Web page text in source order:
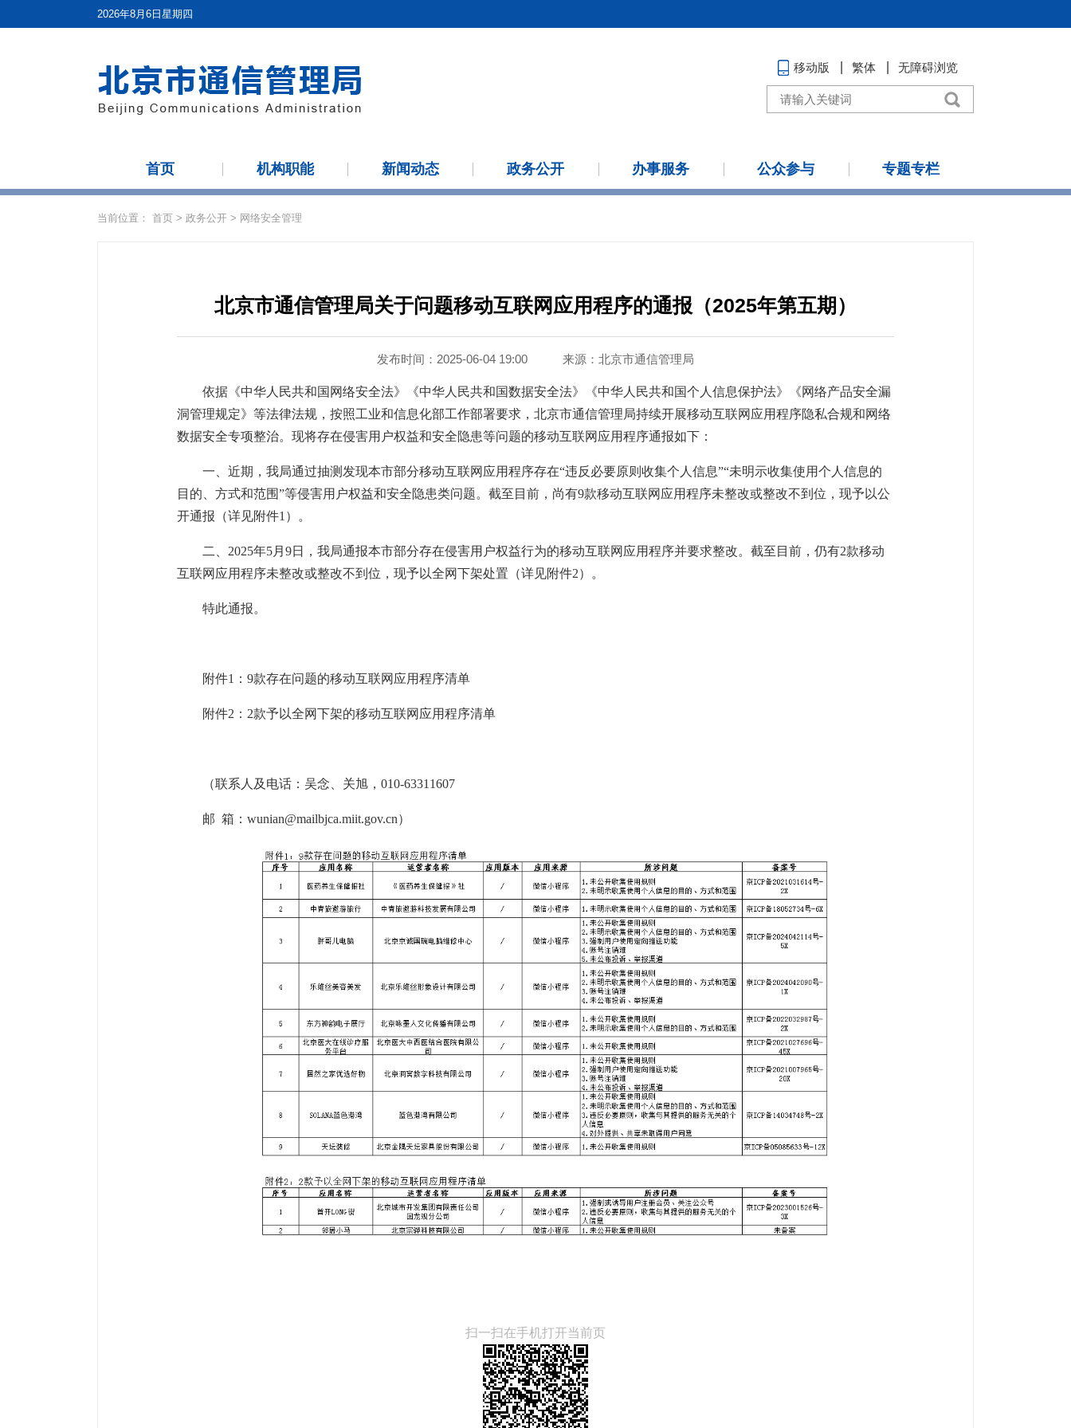
2026年8月6日星期四
移动版 繁体 无障碍浏览
首页 机构职能 新闻动态 政务公开 办事服务 公众参与 专题专栏
当前位置： 首页 > 政务公开 > 网络安全管理
北京市通信管理局关于问题移动互联网应用程序的通报（2025年第五期）
发布时间：2025-06-04 19:00 来源： 北京市通信管理局
依据《中华人民共和国网络安全法》《中华人民共和国数据安全法》《中华人民共和国个人信息保护法》《网络产品安全漏
洞管理规定》等法律法规，按照工业和信息化部工作部署要求，北京市通信管理局持续开展移动互联网应用程序隐私合规和网络
数据安全专项整治。现将存在侵害用户权益和安全隐患等问题的移动互联网应用程序通报如下：
一、近期，我局通过抽测发现本市部分移动互联网应用程序存在“违反必要原则收集个人信息”“未明示收集使用个人信息的
目的、方式和范围”等侵害用户权益和安全隐患类问题。截至目前，尚有9款移动互联网应用程序未整改或整改不到位，现予以公
开通报（详见附件1）。
二、2025年5月9日，我局通报本市部分存在侵害用户权益行为的移动互联网应用程序并要求整改。截至目前，仍有2款移动
互联网应用程序未整改或整改不到位，现予以全网下架处置（详见附件2）。
特此通报。
附件1：9款存在问题的移动互联网应用程序清单
附件2：2款予以全网下架的移动互联网应用程序清单
（联系人及电话：吴念、关旭，010-63311607
邮 箱：wunian@mailbjca.miit.gov.cn）
扫一扫在手机打开当前页